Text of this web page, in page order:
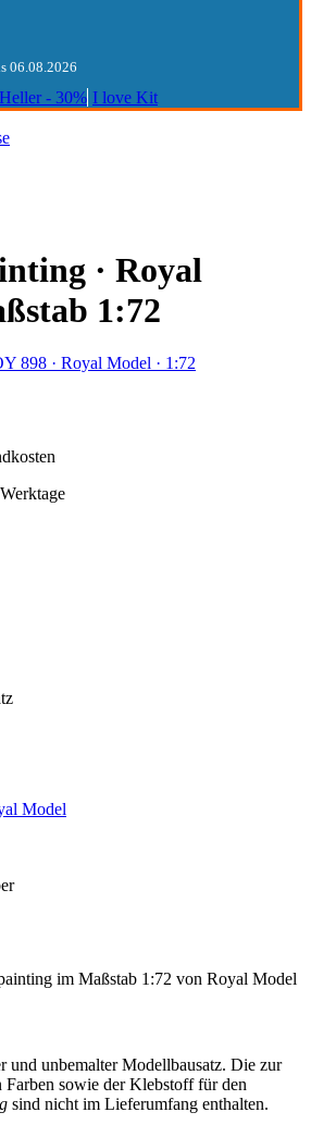
06.08.2026
Heller - 30% I love Kit
· Royal
1:72
Model
im Maßstab 1:72 von Royal Model
und unbemalter Modellbausatz. Die zur
Farben sowie der Klebstoff für den
sind nicht im Lieferumfang enthalten.